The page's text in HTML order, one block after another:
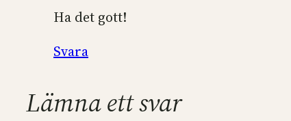
Ha det gott!
Svara
Lämna ett svar